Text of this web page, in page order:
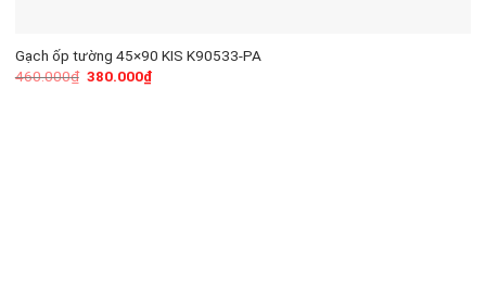
Gạch ốp tường 45×90 KIS K90533-PA
460.000₫ 380.000₫